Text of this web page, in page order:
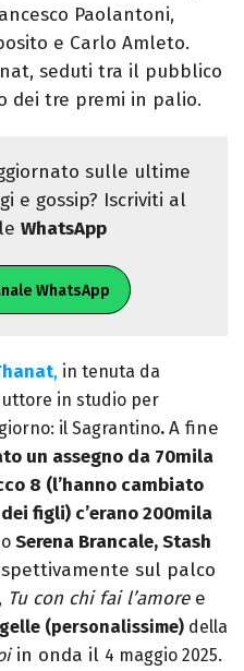
Paolantoni,
e Carlo Amleto.
seduti tra il pubblico
dei tre premi in palio.
sulle ultime
e gossip? Iscriviti al
WhatsApp
WhatsApp
, in tenuta da
in studio per
il Sagrantino. A fine
un assegno da 70mila
8 (l’hanno cambiato
figli) c’erano 200mila
Serena Brancale, Stash
sul palco
Tu con chi fai l’amoree
(personalissime) della
in onda il 4 maggio 2025.